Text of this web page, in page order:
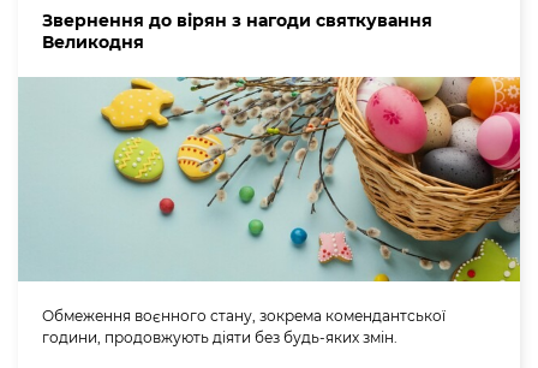
Звернення до вірян з нагоди святкування
Великодня
Обмеження воєнного стану, зокрема комендантської
години, продовжують діяти без будь-яких змін.